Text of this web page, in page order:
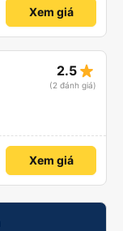
Xem giá
2.5 star_rate
(2 đánh giá)
Xem giá